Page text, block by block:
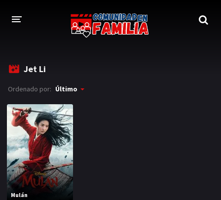
LOGIN
Jet Li
Ordenado por: Último
Mulán